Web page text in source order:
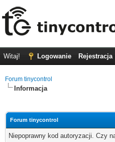
Witaj! Logowanie Rejestracja
Forum tinycontrol
Informacja
Forum tinycontrol
Niepoprawny kod autoryzacji. Czy